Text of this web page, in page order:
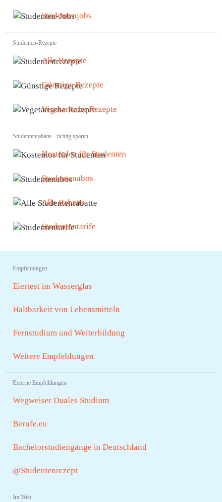
Studentenjobs
Studenten-Rezepte
Alle Rezepte
Günstige Rezepte
Vegetarische Rezepte
Studentenrabatte - richtig sparen
Kostenlos für Studenten
Studentenabos
Alle Rabatte
Studententarife
Empfehlungen
Eiertest im Wasserglas
Haltbarkeit von Lebensmitteln
Fernstudium und Weiterbildung
Weitere Empfehlungen
Externe Empfehlungen
Wegweiser Duales Studium
Berufe.eu
Bachelorstudiengänge in Deutschland
@Studentenrezept
Im Web